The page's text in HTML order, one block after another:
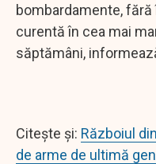
bombardamente,
curentă în cea mai
săptămâni,
Citeşte şi: Războiul
de arme de ultimă